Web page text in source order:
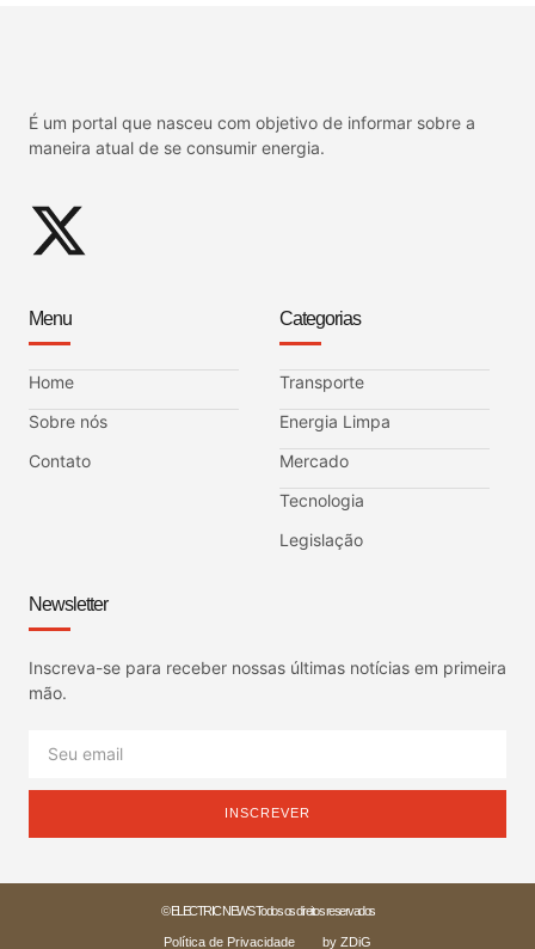
É um portal que nasceu com objetivo de informar sobre a
maneira atual de se consumir energia.
Menu
Home
Sobre nós
Contato
Categorias
Transporte
Energia Limpa
Mercado
Tecnologia
Legislação
Newsletter
Inscreva-se para receber nossas últimas notícias em primeira
mão.
INSCREVER
© ELECTRIC NEWS Todos os direitos reservados
Política de Privacidade by ZDiG